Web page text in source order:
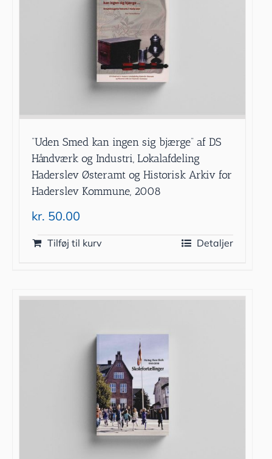
”Uden Smed kan ingen sig bjærge” af DS
Håndværk og Industri, Lokalafdeling
Haderslev Østeramt og Historisk Arkiv for
Haderslev Kommune, 2008
kr. 50.00
Tilføj til kurv Detaljer